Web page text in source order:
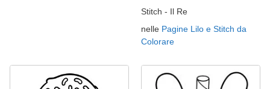
Stitch - Il Re
nelle Pagine Lilo e Stitch da
Colorare